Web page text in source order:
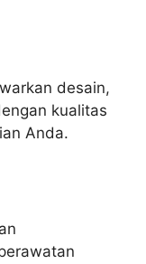
desain,
kualitas
Anda.